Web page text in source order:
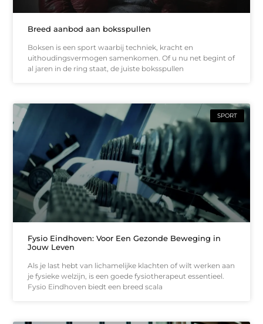
Breed aanbod aan boksspullen
Boksen is een sport waarbij techniek, kracht en
uithoudingsvermogen samenkomen. Of u nu net begint of
al jaren in de ring staat, de juiste boksspullen
SPORT
Fysio Eindhoven: Voor Een Gezonde Beweging in
Jouw Leven
Als je last hebt van lichamelijke klachten of wilt werken aan
je fysieke welzijn, is een goede fysiotherapeut essentieel.
Fysio Eindhoven biedt een breed scala